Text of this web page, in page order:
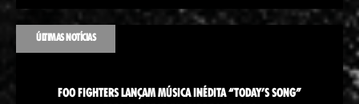
ÚLTIMAS NOTÍCIAS
FOO FIGHTERS LANÇAM MÚSICA INÉDITA “TODAY’S SONG”